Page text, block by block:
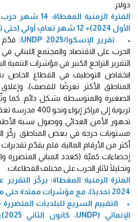
دولار.
الأول 2024)+ 12 شهر تعافٍ أولي (حتى تشرين الأول 2025).
•
تقرير الإسكوا/UNDP 2025:
قدّم
الحرب على الاقتصاد والمجتمع اللبناني في
التقرير التراجع الكبير في مؤشرات التنمية
تربوية إلى مراكز
تدهور الأمن الغذائي ووصول نسبة
مستويات حرجة في بعض المناطق. ركّز
أكثر من الأرقام المالية، فلم يقدّم
إحصاءات كميّة (كعدد المباني المتضررة
وتحليلًا لآثار الحرب على مختلف القطاعات.
الفترة الزمنية المغطاة: يركّز
2024 تحديدًا، مع مؤشرات ممتدة حتى منتصف 2025
• التقييم السريع للبلديات المتضررة
الإنمائي (UNDP، كانون الثاني 2025):